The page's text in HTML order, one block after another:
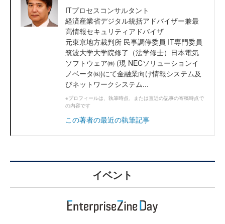
ITプロセスコンサルタント
経済産業省デジタル統括アドバイザー兼最
高情報セキュリティアドバイザ
元東京地方裁判所 民事調停委員 IT専門委員
筑波大学大学院修了（法学修士）日本電気
ソフトウェア㈱ (現 NECソリューションイ
ノベータ㈱)にて金融業向け情報システム及
びネットワークシステム...
※プロフィールは、執筆時点、または直近の記事の寄稿時点で
の内容です
この著者の最近の執筆記事
イベント